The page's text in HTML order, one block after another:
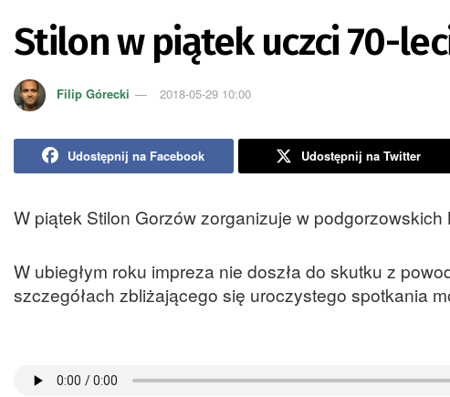
Stilon w piątek uczci 70-
Filip Górecki 2018-05-29 10:00
Udostępnij na Facebook Udostępnij na Twitter
W piątek Stilon Gorzów zorganizuje w
W ubiegłym roku impreza nie doszła do skutku z
szczegółach zbliżającego się uroczystego spotkania